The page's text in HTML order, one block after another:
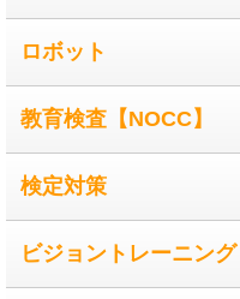
ロボット
教育検査【NOCC】
検定対策
ビジョントレーニング